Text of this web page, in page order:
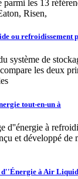
les 13
Risen,
ou refroidissement
système de
les deux
tout-en-un à
d''énergie à
et développé de
d''Énergie à Air